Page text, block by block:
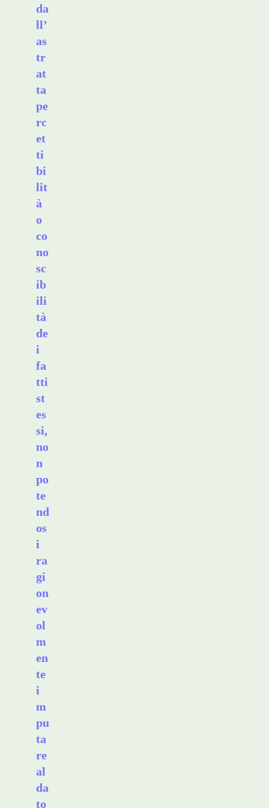
da
ll’
as
tr
at
ta
pe
rc
et
ti
bi
lit
à
o
co
no
sc
ib
ili
tà
de
i
fa
tti
st
es
si,
no
n
po
te
nd
os
i
ra
gi
on
ev
ol
m
en
te
i
m
pu
ta
re
al
da
to